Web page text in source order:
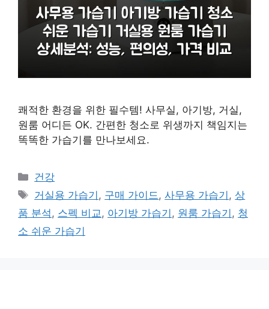
쾌적한 환경을 위한 필수템! 사무실, 아기방, 거실,
원룸 어디든 OK. 간편한 청소로 위생까지 책임지는
똑똑한 가습기를 만나보세요.
카
테
고
리
건강
태
그
거실용 가습기 , 구매 가이드 ,사무용 가습기 , 상
품 분석 , 스펙 비교 , 아기방 가습기 , 원룸 가습기 , 청
소 쉬운 가습기